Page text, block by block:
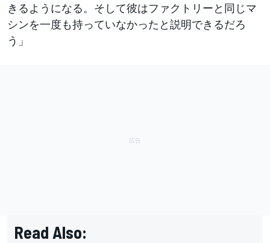
きるようになる。そして彼はファクトリーと同じマ
シンを一度も持っていなかったと説明できるだろ
う」
Read Also: